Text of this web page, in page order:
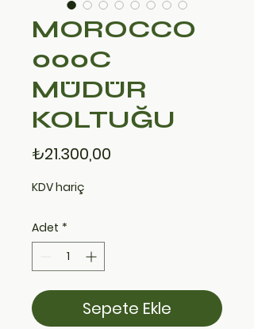
MOROCCO
000C
MÜDÜR
KOLTUĞU
₺21.300,00
KDV hariç
Adet *
Sepete Ekle